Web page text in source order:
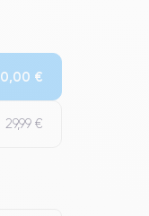
0,00 €
29,99 €